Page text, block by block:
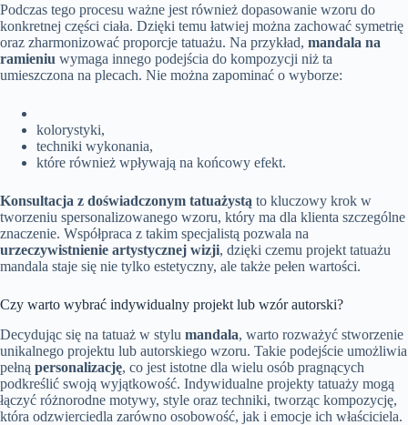
Podczas tego procesu ważne jest również dopasowanie wzoru do
konkretnej części ciała. Dzięki temu łatwiej można zachować symetrię
oraz zharmonizować proporcje tatuażu. Na przykład, mandala na
ramieniu wymaga innego podejścia do kompozycji niż ta
umieszczona na plecach. Nie można zapominać o wyborze:
kolorystyki,
techniki wykonania,
które również wpływają na końcowy efekt.
Konsultacja z doświadczonym tatuażystą to kluczowy krok w
tworzeniu spersonalizowanego wzoru, który ma dla klienta szczególne
znaczenie. Współpraca z takim specjalistą pozwala na
urzeczywistnienie artystycznej wizji, dzięki czemu projekt tatuażu
mandala staje się nie tylko estetyczny, ale także pełen wartości.
Czy warto wybrać indywidualny projekt lub wzór autorski?
Decydując się na tatuaż w stylu mandala, warto rozważyć stworzenie
unikalnego projektu lub autorskiego wzoru. Takie podejście umożliwia
pełną personalizację, co jest istotne dla wielu osób pragnących
podkreślić swoją wyjątkowość. Indywidualne projekty tatuaży mogą
łączyć różnorodne motywy, style oraz techniki, tworząc kompozycję,
która odzwierciedla zarówno osobowość, jak i emocje ich właściciela.